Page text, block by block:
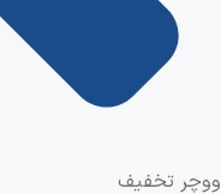
ووچر تخفیف